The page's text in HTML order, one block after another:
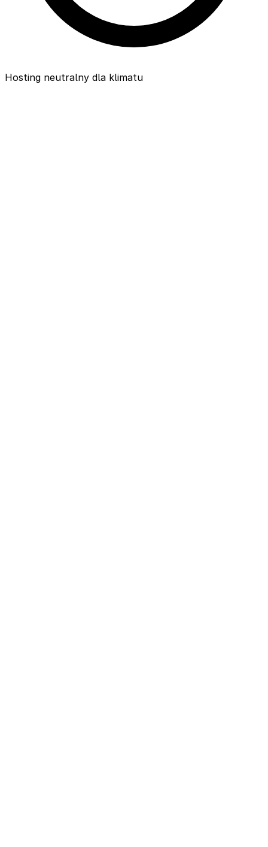
Hosting neutralny dla klimatu